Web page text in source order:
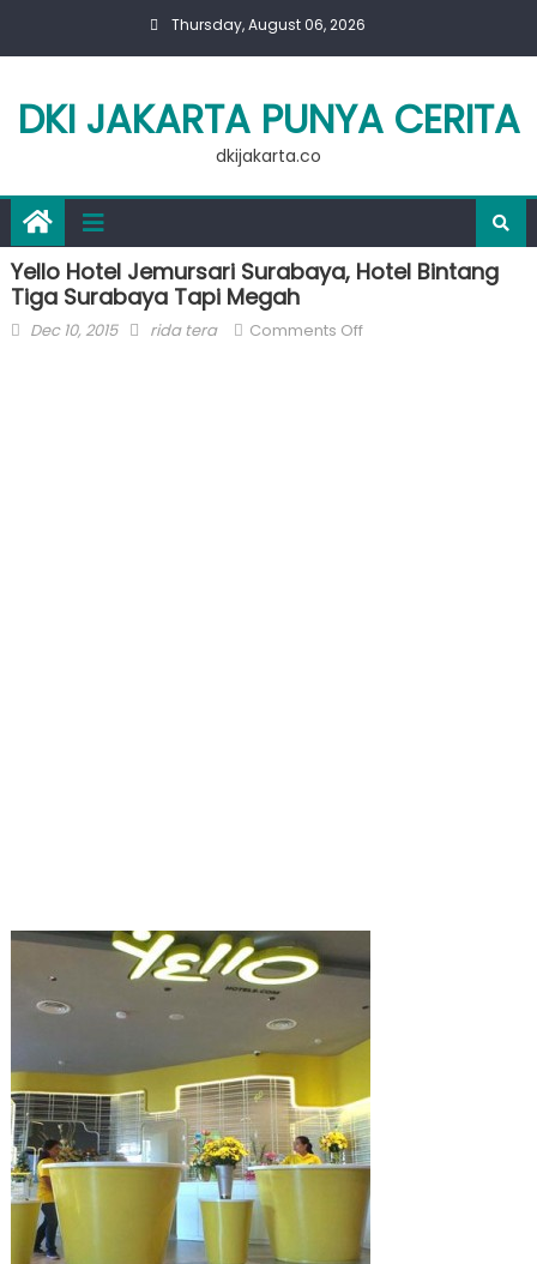
Thursday, August 06, 2026
DKI JAKARTA PUNYA CERITA
dkijakarta.co
Yello Hotel Jemursari Surabaya, Hotel Bintang
Tiga Surabaya Tapi Megah
Posted
Dec 10, 2015 Author
rida tera Comments Offon